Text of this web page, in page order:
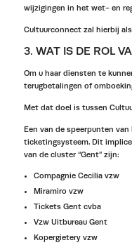
wijzigingen in het wet- en
Cultuurconnect zal hierbij
3. WAT IS DE ROL
Om u haar diensten te
terugbetalingen of
Met dat doel is tussen
Een van de speerpunten
ticketingsysteem. Dit
van de cluster “Gent” zijn:
Compagnie Cecilia vzw
Miramiro vzw
Tickets Gent cvba
Vzw Uitbureau Gent
Kopergietery vzw